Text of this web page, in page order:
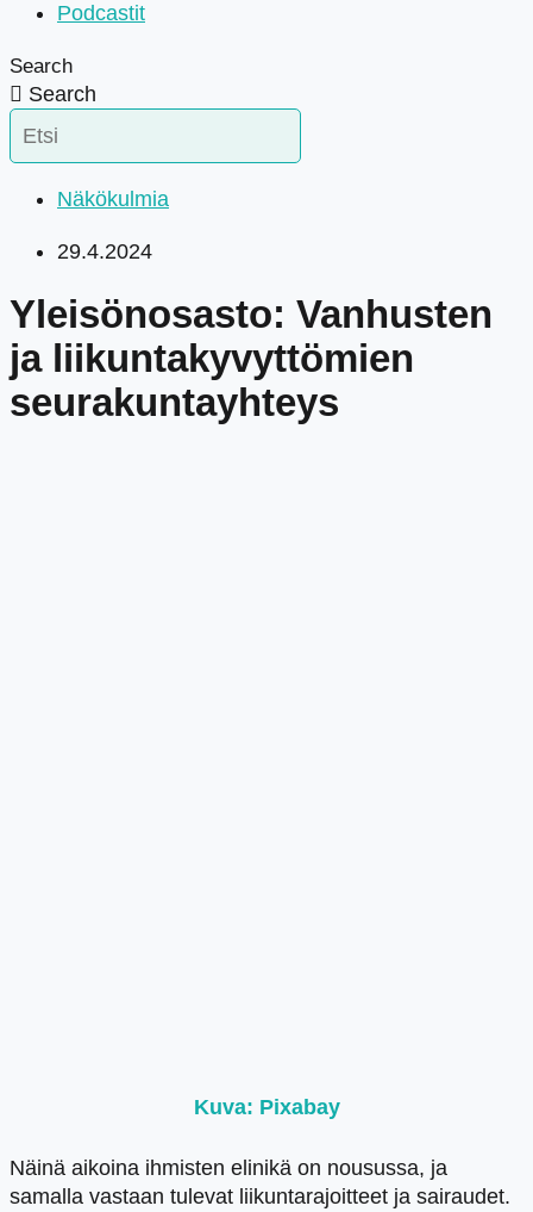
Podcastit
Search
Search
Näkökulmia
29.4.2024
Yleisönosasto: Vanhusten
ja liikuntakyvyttömien
seurakuntayhteys
Kuva: Pixabay
Näinä aikoina ihmisten elinikä on nousussa, ja
samalla vastaan tulevat liikuntarajoitteet ja sairaudet.